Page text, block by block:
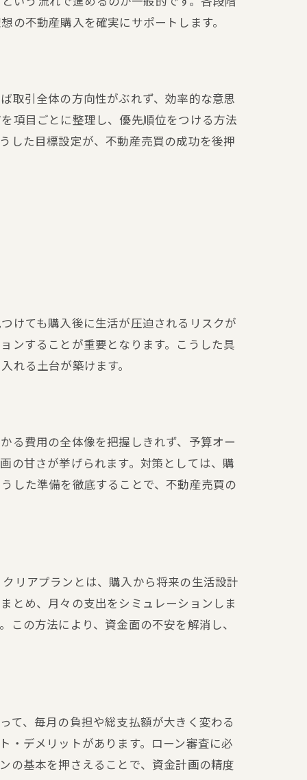
不動産購入を確実にサポートします。
取引全体の方向性がぶれず、効率的な意思
項目ごとに整理し、優先順位をつける方法
した目標設定が、不動産売買の成功を後押
けても購入後に生活が圧迫されるリスクが
ンすることが重要となります。こうした具
れる土台が築けます。
る費用の全体像を把握しきれず、予算オー
の甘さが挙げられます。対策としては、購
した準備を徹底することで、不動産売買の
リアプランとは、購入から将来の生活設計
とめ、月々の支出をシミュレーションしま
の方法により、資金面の不安を解消し、
て、毎月の負担や総支払額が大きく変わる
・デメリットがあります。ローン審査に必
の基本を押さえることで、資金計画の精度